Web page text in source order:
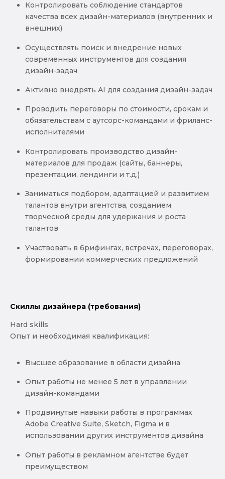
Контролировать соблюдение стандартов
качества всех дизайн-материалов (внутренних и
внешних)
Осуществлять поиск и внедрение новых
современных инструментов для создания
дизайн-задач
Активно внедрять AI для создания дизайн-задач
Проводить переговоры по стоимости, срокам и
обязательствам с аутсорс-командами и фриланс-
исполнителями
Контролировать производство дизайн-
материалов для продаж (сайты, баннеры,
презентации, лендинги и т.д.)
Заниматься подбором, адаптацией и развитием
талантов внутри агентства, созданием
творческой среды для удержания и роста
талантов
Участвовать в брифингах, встречах, переговорах,
формировании коммерческих предложений
Скиллы дизайнера (требования)
Hard skills
Опыт и необходимая квалификация:
Высшее образование в области дизайна
Опыт работы не менее 5 лет в управлении
дизайн-командами
Продвинутые навыки работы в программах
Adobe Creative Suite, Sketch, Figma и в
использовании других инструментов дизайна
Опыт работы в рекламном агентстве будет
преимуществом